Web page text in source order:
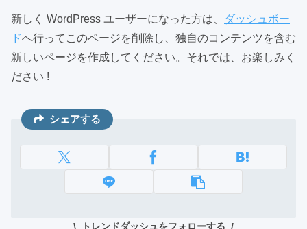
新しく WordPress ユーザーになった方は、
ダッシュボー
ドへ行ってこのページを削除し、独自のコンテンツを含む
新しいページを作成してください。それでは、お楽しみく
ださい !
シェアする
トレンドダッシュをフォローする